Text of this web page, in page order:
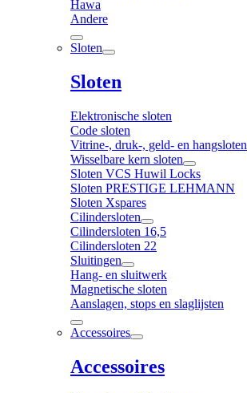
Hawa
Andere
Sloten
Sloten
Elektronische sloten
Code sloten
Vitrine-, druk-, geld- en hangsloten
Wisselbare kern sloten
Sloten VCS Huwil Locks
Sloten PRESTIGE LEHMANN
Sloten Xspares
Cilindersloten
Cilindersloten 16,5
Cilindersloten 22
Sluitingen
Hang- en sluitwerk
Magnetische sloten
Aanslagen, stops en slaglijsten
Accessoires
Accessoires